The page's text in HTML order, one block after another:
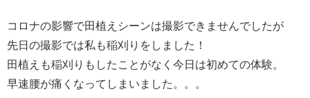
コロナの影響で田植えシーンは撮影できませんでしたが
先日の撮影では私も稲刈りをしました！
田植えも稲刈りもしたことがなく今日は初めての体験。
早速腰が痛くなってしまいました。。。